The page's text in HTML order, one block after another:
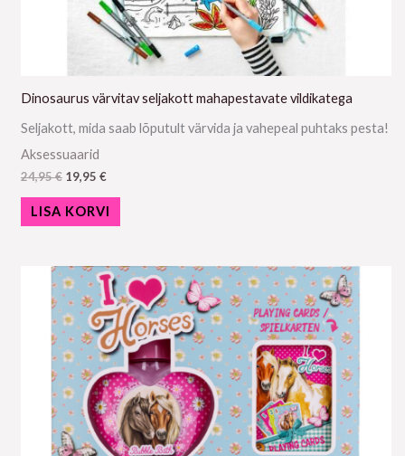
Dinosaurus värvitav seljakott mahapestavate vildikatega
Seljakott, mida saab lõputult värvida ja vahepeal puhtaks pesta!
Aksessuaarid
24,95€ 19,95 €
LISA KORVI